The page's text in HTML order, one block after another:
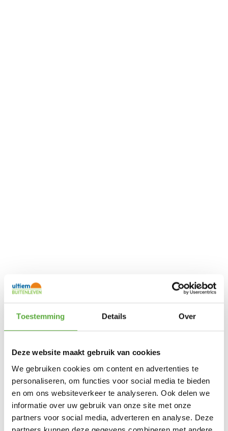
Toestemming Details Over
Deze website maakt gebruik van cookies
We gebruiken cookies om content en advertenties te
personaliseren, om functies voor social media te bieden
en om ons websiteverkeer te analyseren. Ook delen we
informatie over uw gebruik van onze site met onze
partners voor social media, adverteren en analyse. Deze
Ultiem Buitenleven prijs:
€139,00
Achteraf betalen mogelijk
Kopersbescherming met Trusted Shops
1 op voorraad
In winkelmand